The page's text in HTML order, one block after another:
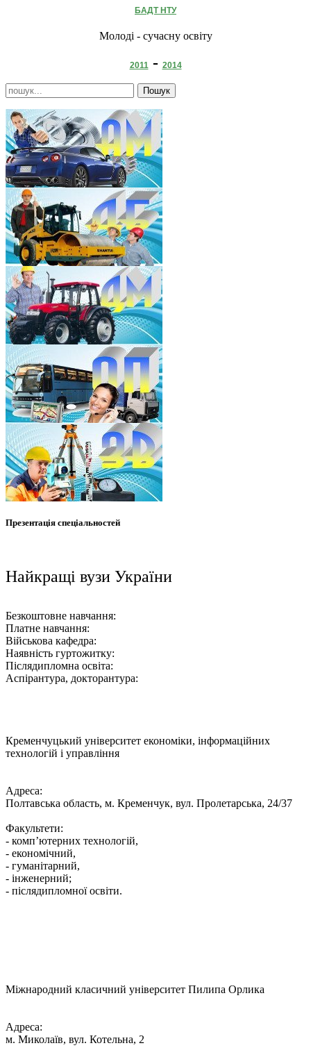
БАДТ НТУ
Молоді - сучасну освіту
2011- 2014
Презентація спеціальностей
Найкращі вузи України
Безкоштовне навчання:
Платне навчання:
Військова кафедра:
Наявність гуртожитку:
Післядипломна освіта:
Аспірантура, докторантура:
Кременчуцький університет економіки, інформаційних
технологій і управління
Адреса:
Полтавська область, м. Кременчук, вул. Пролетарська, 24/37
Факультети:
- комп’ютерних технологій,
- економічний,
- гуманітарний,
- інженерний;
- післядипломної освіти.
Міжнародний класичний університет Пилипа Орлика
Адреса:
м. Миколаїв, вул. Котельна, 2